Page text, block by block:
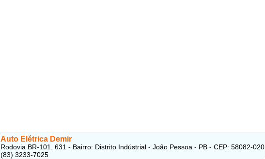
Auto Elétrica Demir
Rodovia BR-101, 631 - Bairro: Distrito Indústrial - João Pessoa - PB - CEP: 58082-020
(83) 3233-7025